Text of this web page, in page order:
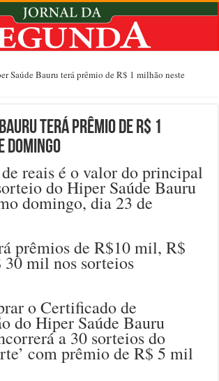
Saúde Bauru terá prêmio de R$ 1 milhão neste
terá prêmio de R$ 1
domingo
reais é o valor do principal
do Hiper Saúde Bauru
domingo, dia 23 de
prêmios de R$10 mil, R$
mil nos sorteios
o Certificado de
do Hiper Saúde Bauru
a 30 sorteios do
com prêmio de R$ 5 mil